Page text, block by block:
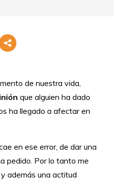
de nuestra vida,
que alguien ha dado
ha llegado a afectar en
en ese error, de dar una
pedido. Por lo tanto me
además una actitud